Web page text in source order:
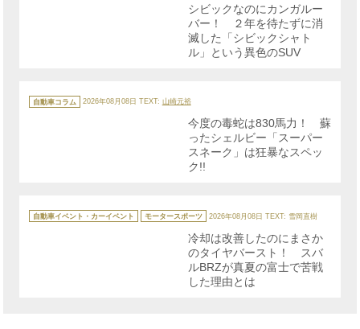
シビックなのにカンガルー
バー！ ２年を待たずに消
滅した「シビックシャト
ル」という異色のSUV
テ
ゴ
自動車コラム 2026年08月08日 TEXT: 山崎元裕
今度の毒蛇は830馬力！ 蘇
ったシェルビー「スーパー
スネーク」は狂暴なスペッ
ク!!
テ
ゴ
自動車イベント・カーイベント モータースポーツ 2026年08月08日 TEXT: 雪岡直樹
冷却は改善したのにまさか
のタイヤバースト！ スバ
ルBRZが真夏の富士で苦戦
した理由とは